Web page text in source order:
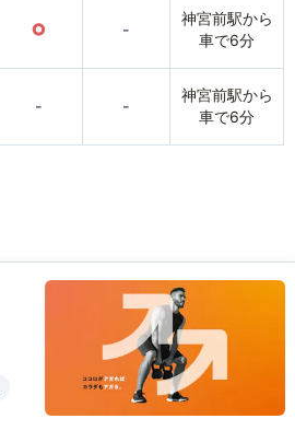
○ -
神宮前駅から
車で6分
- -
神宮前駅から
車で6分